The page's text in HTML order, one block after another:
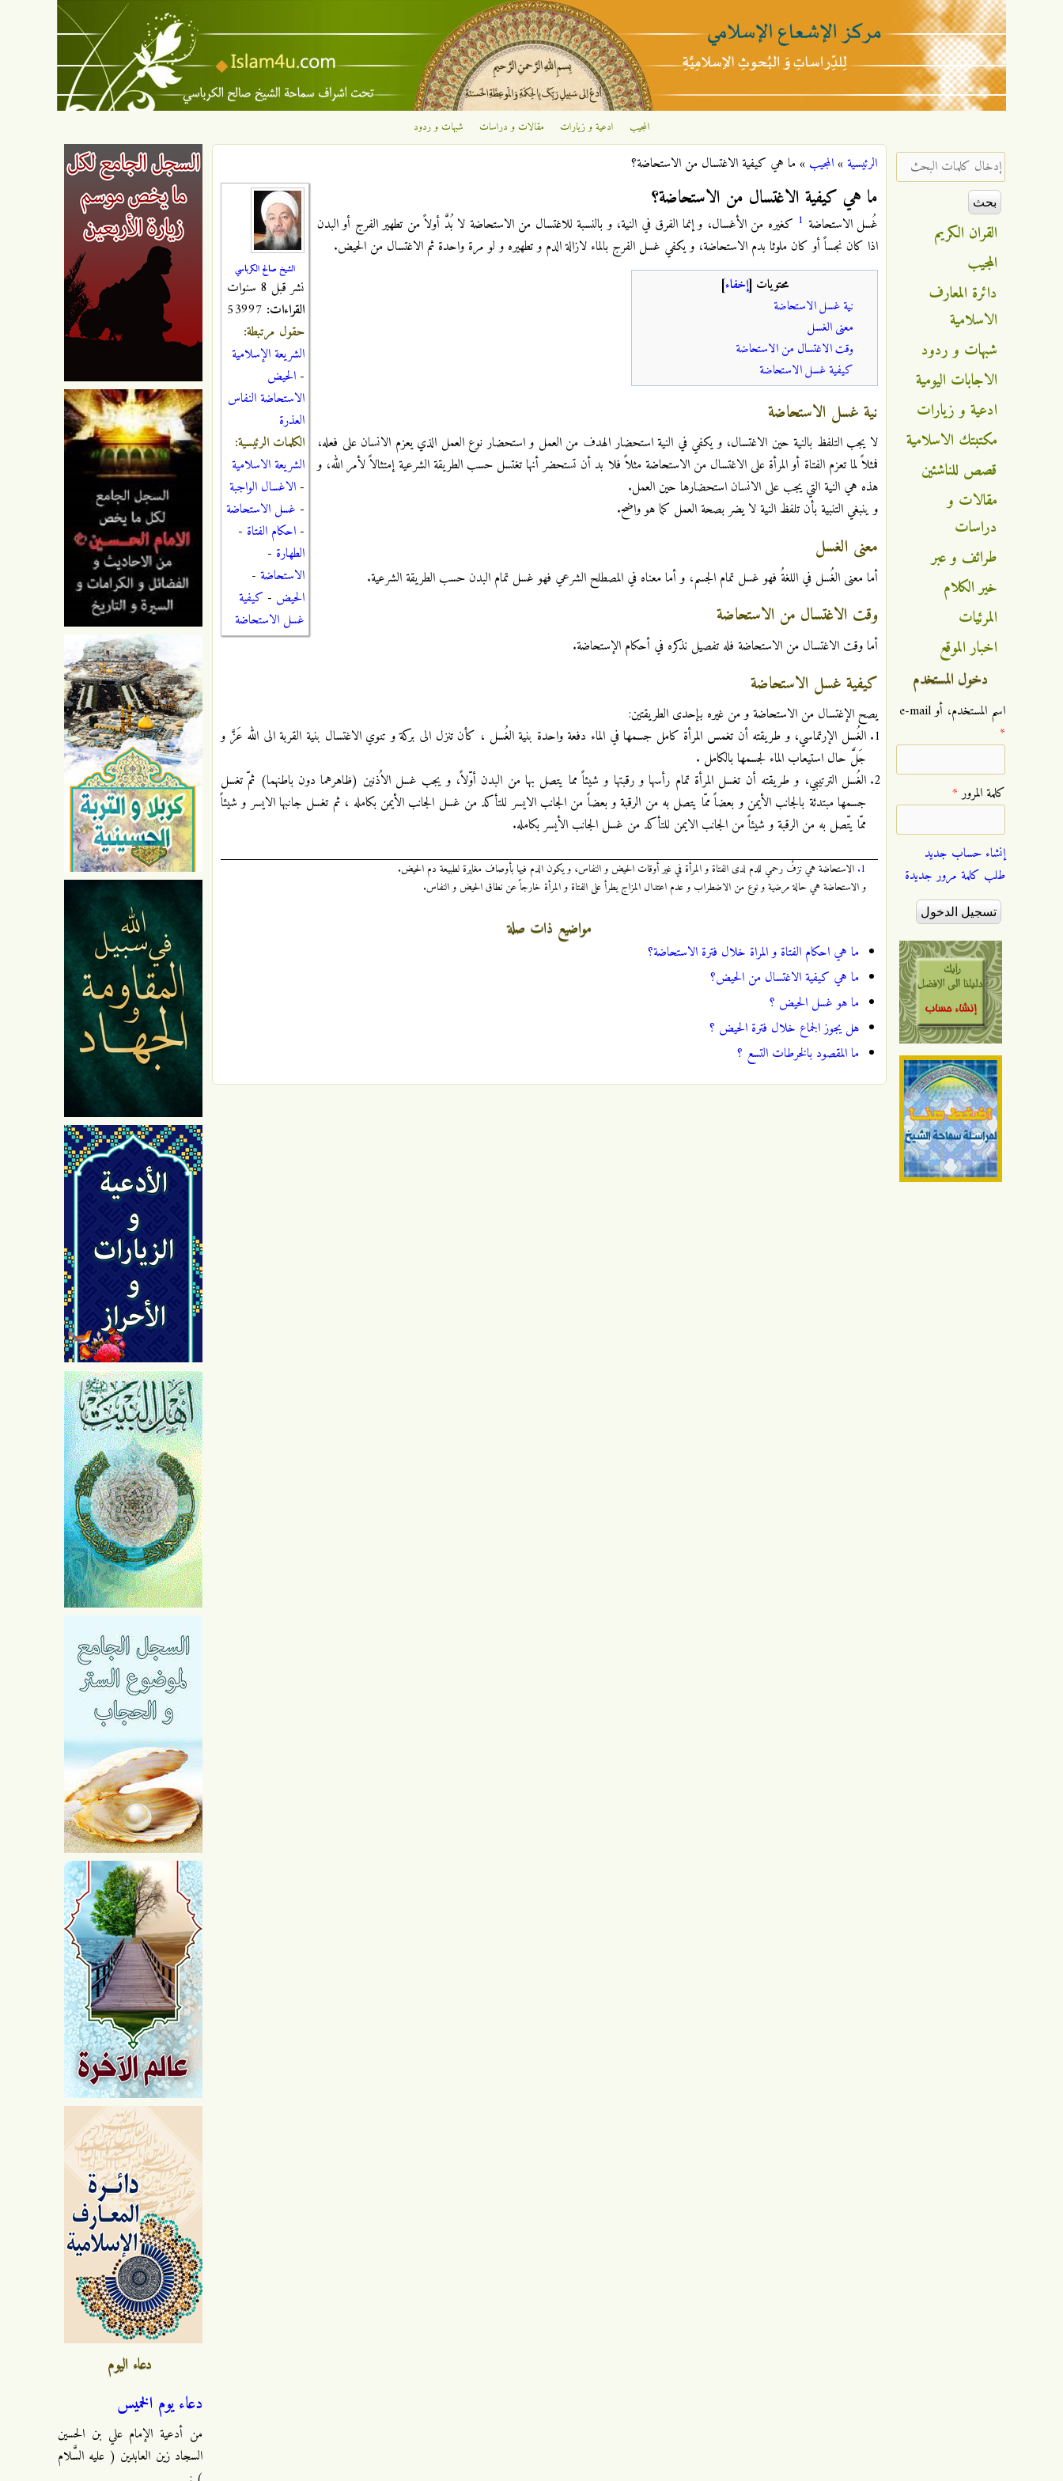
تجاوز إلى المحتوى الرئيسي
الإشعاع
الإسلامي
المجيب ادعية و زيارات مقالات و دراسات شبهات و ردود
أنت هنا
الرئيسية»المجيب »ما هي كيفية الاغتسال من الاستحاضة؟
الشيخ صالح الكرباسي
نشر قبل 8 سنوات
القراءات:
حقول مرتبطة:
الشريعة الإسلامية
- الحيض
الاستحاضة النفاس
العذرة
الكلمات الرئيسية:
الشريعة الاسلامية
- الاغسال الواجبة
- غسل الاستحاضة
- احكام الفتاة -
الطهارة -
الاستحاضة -
الحيض - كيفية
غسل الاستحاضة
ما هي كيفية الاغتسال من الاستحاضة؟
غُسل الاستحاضة 1 كغيره من الأغسال، و إنما الفرق في النية، و بالنسبة للاغتسال من الاستحاضة لا بُدَّ أولاً من تطهير الفرج أو البدن
اذا كان نجساً أو كان ملوثا بدم الاستحاضة، و يكفي غسل الفرج بالماء لازالة الدم و تطهيره و لو مرة واحدة ثم الاغتسال من الحيض.
محتويات [إخفاء]
نية غسل الاستحاضة
معنى الغسل
وقت الاغتسال من الاستحاضة
كيفية غسل الاستحاضة
نية غسل الاستحاضة
لا يجب التلفظ بالنية حين الاغتسال، و يكفي في النية استحضار الهدف من العمل و استحضار نوع العمل الذي يعزم الانسان على فعله،
فمثلاً لما تعزم الفتاة أو المرأة على الاغتسال من الاستحاضة مثلاً فلا بد أن تستحضر أنها تغتسل حسب الطريقة الشرعية إمتثالاً لأمر الله، و
هذه هي النية التي يجب على الانسان استحضارها حين العمل.
و ينبغي التنبية بأن تلفظ النية لا يضر بصحة العمل كما هو واضح.
معنى الغسل
أما معنى الغُسل في اللغةُ فهو غسل تمام الجسم، و أما معناه في المصطلح الشرعي فهو غسل تمام البدن حسب الطريقة الشرعية.
وقت الاغتسال من الاستحاضة
أما وقت الاغتسال من الاستحاضة فله تفصيل نذكره في أحكام الإستحاضة.
كيفية غسل الاستحاضة
يصح الإغتسال من الاستحاضة و من غيره بإحدى الطريقتين:
الغُسل الإرتماسي، و طريقته أن تغمس المرأة كامل جسمها في الماء دفعة واحدة بنية الغُسل ، كأن تنزل الى بركة و تنوي الاغتسال بنية القربة الى الله عَزَّ و
جَلَّ حال استيعاب الماء لجسمها بالكامل .
الغُسل الترتيبي، و طريقته أن تغسل المرأة تمام رأسها و رقبتها و شيئاً مما يتصل بها من البدن أوّلاً، و يجب غسل الاُذنين (ظاهرهما دون باطنهما) ثمّ تغسل
جسمها مبتدئة بالجانب الأيمن و بعضاً ممّا يتصل به من الرقبة و بعضاً من الجانب الايسر للتأكد من غسل الجانب الأيمن بكامله ، ثم تغسل جانبها الايسر و شيئاً
ممّا يتّصل به من الرقبة و شيئاً من الجانب الايمن للتأكد من غسل الجانب الأيسر بكامله.‏
1. الاستحاضة هي نزفٌ رحمي للدم لدى الفتاة و المرأة في غير أوقات الحيض و النفاس، و يكون الدم فيها بأوصاف مغايرة لطبيعة دم الحيض.
و الاستحاضة هي حالة مرضية و نوع من الاضطراب و عدم اعتدال المزاج يطرأ على الفتاة و المرأة خارجاً عن نطاق الحيض و النفاس.
مواضيع ذات صلة
ما هي احكام الفتاة و المراة خلال فترة الاستحاضة؟
ما هي كيفية الاغتسال من الحيض؟
ما هو غسل الحيض ؟
هل يجوز الجماع خلال فترة الحيض ؟
ما المقصود بالخرطات التسع ؟
دعاء اليوم
دعاء يوم الخميس
من أدعية الإمام علي بن الحسين
السجاد زين العابدين ( عليه السَّلام
‏إدخال كلمات البحث ‏
القران الكريم
المجيب
دائرة المعارف
الاسلامية
شبهات و ردود
الاجابات اليومية
ادعية و زيارات
مكتبتك الاسلامية
قصص للناشئين
مقالات و
دراسات
طرائف و عبر
خير الكلام
المرئيات
اخبار الموقع
دخول المستخدم
‏اسم المستخدم، أو e-mail
*
‏كلمة المرور ‏*
إنشاء حساب جديد
طلب كلمة مرور جديدة